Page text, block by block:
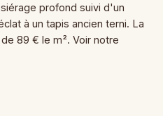
profond suivi d'un
à un tapis ancien terni. La
89 € le m². Voir notre